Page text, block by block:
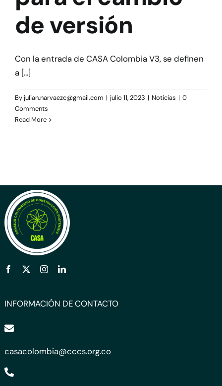
Herramientas
de versión
Con la entrada de CASA Colombia V3, se definen
a [...]
By julian.narvaezc@gmail.com | julio 11, 2023 | Noticias | 0
Comments
Read More
INFORMACIÓN DE CONTACTO
casacolombia@cccs.org.co